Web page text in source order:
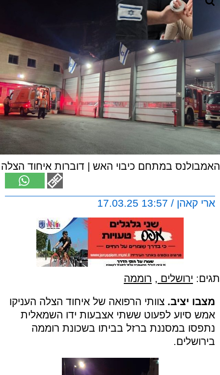
האמבולנס במתחם כיבוי האש | דוברות איחוד הצלה
ארי קאהן / 13:57 17.03.25
תגים: ירושלים , רוממה
מצבו יציב. צוותי הרפואה של איחוד הצלה העניקו
אמש סיוע לפעוט ששתי אצבעות ידו השמאלית
נתפסו במסננת ברזל בביתו בשכונת רוממה
בירושלים.